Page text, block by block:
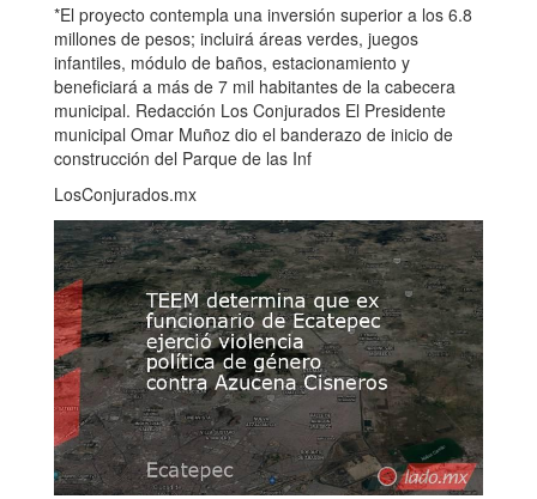
*El proyecto contempla una inversión superior a los 6.8
millones de pesos; incluirá áreas verdes, juegos
infantiles, módulo de baños, estacionamiento y
beneficiará a más de 7 mil habitantes de la cabecera
municipal. Redacción Los Conjurados El Presidente
municipal Omar Muñoz dio el banderazo de inicio de
construcción del Parque de las Inf
LosConjurados.mx